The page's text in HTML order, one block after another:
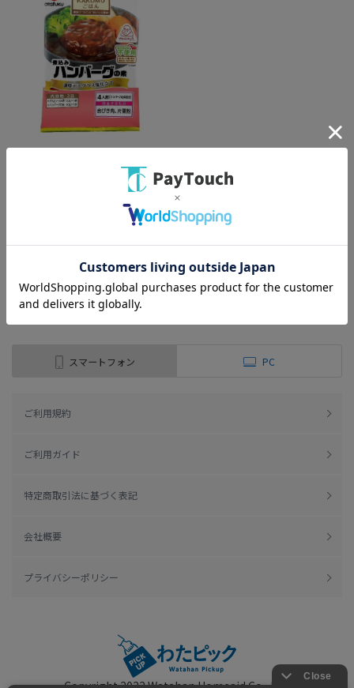
オタフクハンバーグの素[1袋]
在庫：○
（全1件）
スマートフォン PC
ご利用規約
ご利用ガイド
特定商取引法に基づく表記
会社概要
プライバシーポリシー